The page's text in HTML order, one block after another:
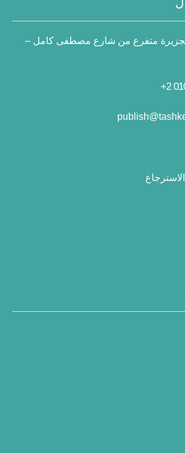
الجزيرة متفرع من شارع مصطفى كامل –